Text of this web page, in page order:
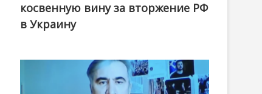
косвенную вину за вторжение РФ
в Украину